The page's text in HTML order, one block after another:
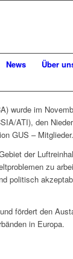
News Über
wurde im
ATI), den
GUS – Mitglieder.
der
zu
politisch
fördert den
in Europa.